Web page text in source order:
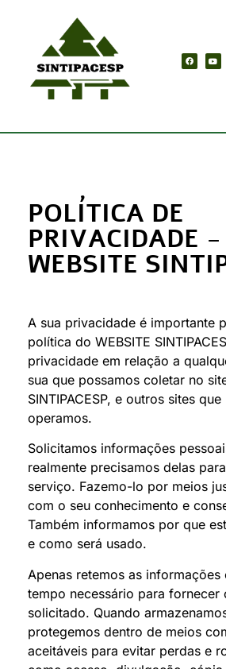
POLÍTICA DE
PRIVACIDADE -
WEBSITE
A sua privacidade é importante
política do WEBSITE
privacidade em relação a
sua que possamos coletar no
SINTIPACESP, e outros sites
operamos.
Solicitamos informações
realmente precisamos delas
serviço. Fazemo-lo por meios
com o seu conhecimento e
Também informamos por que
e como será usado.
Apenas retemos as informações
tempo necessário para fornecer
solicitado. Quando
protegemos dentro de meios
aceitáveis ​​para evitar perdas e